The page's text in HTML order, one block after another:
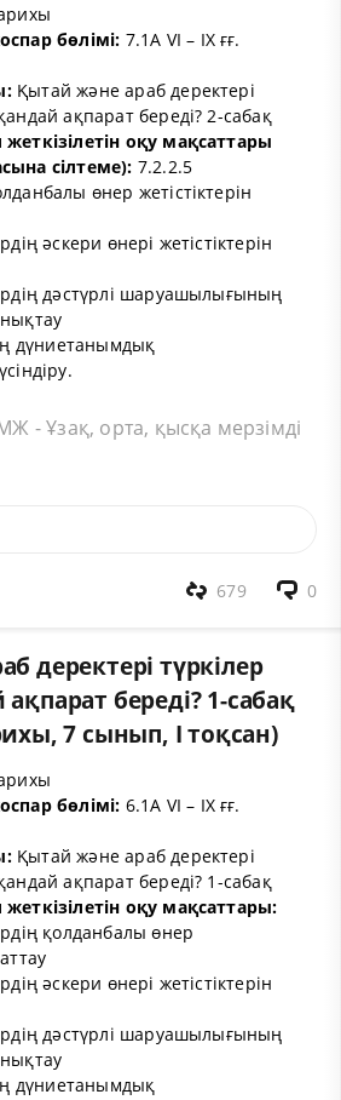
бөлімі: 7.1A VI – IX ғғ.
Қытай және араб деректері
ақпарат береді? 2-сабақ
оқу мақсаттары
сілтеме): 7.2.2.5
өнер жетістіктерін
әскери өнері жетістіктерін
дәстүрлі шаруашылығының
дүниетанымдық
Ұзақ, орта, қысқа мерзімді
0
679
деректері түркілер
береді? 1-сабақ
7 сынып, І тоқсан)
бөлімі: 6.1A VI – IX ғғ.
Қытай және араб деректері
ақпарат береді? 1-сабақ
оқу мақсаттары:
қолданбалы өнер
әскери өнері жетістіктерін
дәстүрлі шаруашылығының
дүниетанымдық